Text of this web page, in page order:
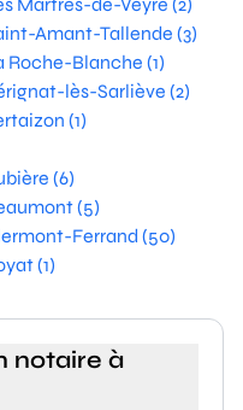
Amant-Tallende (3)
Roche-Blanche (1)
lès-Sarliève (2)
(1)
(6)
(5)
Ferrand (50)
(1)
notaire à